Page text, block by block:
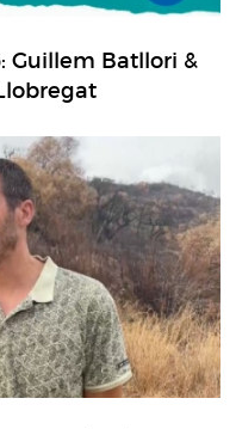
Guillem Batllori &